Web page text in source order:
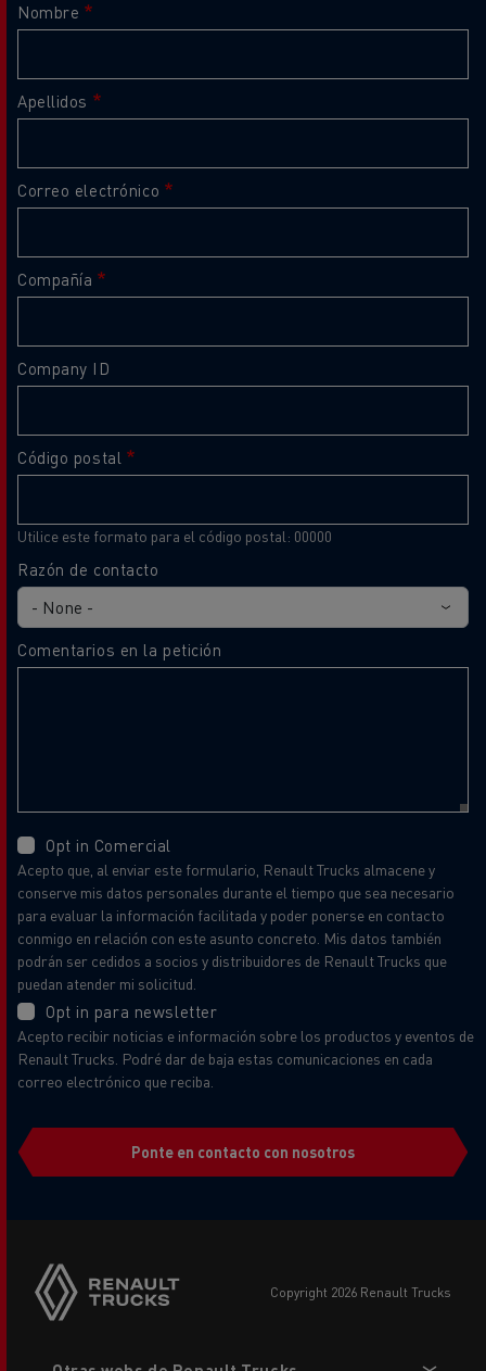
Nombre
Apellidos
Correo electrónico
Compañía
Company ID
Código postal
Utilice este formato para el código postal: 00000
Razón de contacto
Comentarios en la petición
Opt in Comercial
Acepto que, al enviar este formulario, Renault Trucks almacene y
conserve mis datos personales durante el tiempo que sea necesario
para evaluar la información facilitada y poder ponerse en contacto
conmigo en relación con este asunto concreto. Mis datos también
podrán ser cedidos a socios y distribuidores de Renault Trucks que
puedan atender mi solicitud.
Opt in para newsletter
Acepto recibir noticias e información sobre los productos y eventos de
Renault Trucks. Podré dar de baja estas comunicaciones en cada
correo electrónico que reciba.
Ponte en contacto con nosotros
copyright 2026 Renault Trucks